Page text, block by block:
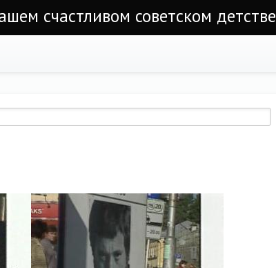
счастливом советском детстве